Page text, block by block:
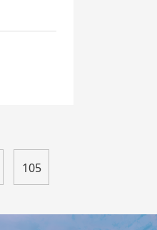
105